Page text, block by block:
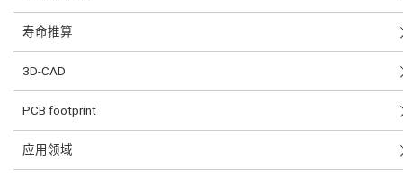
寿命推算
3D-CAD
PCB footprint
应用领域